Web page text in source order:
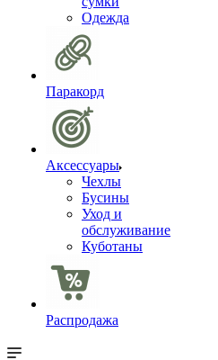
Одежда
Паракорд
Аксессуары
Чехлы
Бусины
Уход и
обслуживание
Куботаны
Распродажа